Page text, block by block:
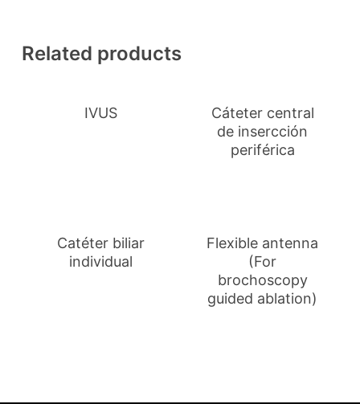
Related products
IVUS
Cáteter central
de insercción
periférica
Catéter biliar
individual
Flexible antenna
(For
brochoscopy
guided ablation)